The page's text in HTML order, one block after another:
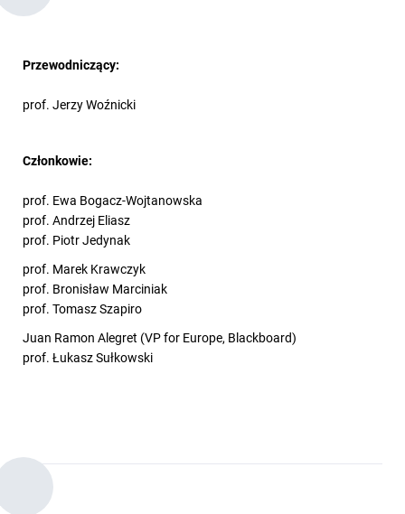
Przewodniczący:
prof. Jerzy Woźnicki
Członkowie:
prof. Ewa Bogacz-Wojtanowska
prof. Andrzej Eliasz
prof. Piotr Jedynak
prof. Marek Krawczyk
prof. Bronisław Marciniak
prof. Tomasz Szapiro
Juan Ramon Alegret (VP for Europe, Blackboard)
prof. Łukasz Sułkowski